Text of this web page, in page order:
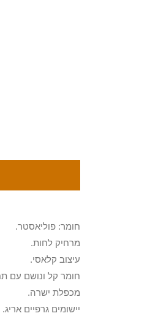
חומר: פוליאסטר.
מרחיק לחות.
עיצוב קלאסי.
חומר קל ונושם עם
מכפלת ישרה.
יישומים גרפיים אריג.